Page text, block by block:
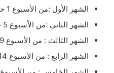
الشهر الأول :من الأسبوع 1 حتى الأسبوع 4.
الشهر الثاني :من الأسبوع 5 حتى الأسبوع 8 .
الشهر الثالث : من الأسبوع 9 حتى الأسبوع 13.
الشهر الرابع : من الأسبوع 14 حتى الأسبوع 18.